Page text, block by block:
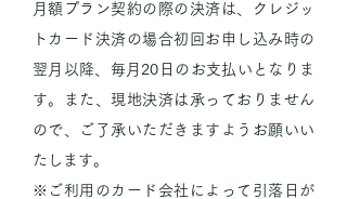
月額プラン契約の際の決済は、クレジッ
トカード決済の場合初回お申し込み時の
翌月以降、毎月20日のお支払いとなりま
す。また、現地決済は承っておりません
ので、ご了承いただきますようお願いい
たします。
※ご利用のカード会社によって引落日が